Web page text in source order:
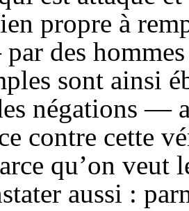
propre à
des
sont ainsi
négations —
contre cette
qu’on veut
aussi :